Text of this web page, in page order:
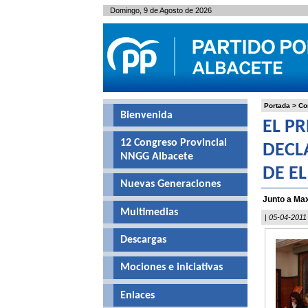
Portada >
EL
DE
Junto a
| 05-04-2011
Bienvenida
12 Congreso Provincial
NNGG Albacete
Nuevas Generaciones
Multimedias
Descargas
Mociones e iniciativas
Enlaces
Domingo, 9 de Agosto de 2026